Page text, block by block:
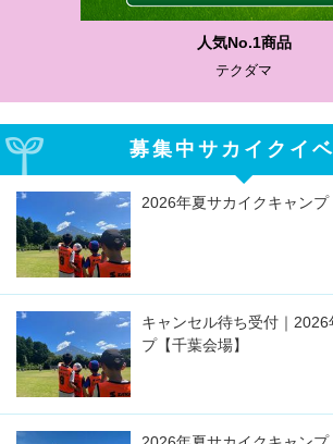
わかりやすい質問に沿って書
サカイクサッカーノート
募集中サカイクイ
2026年夏サカイクキャンプ
キャンセル待ち受付｜
プ【千葉会場】